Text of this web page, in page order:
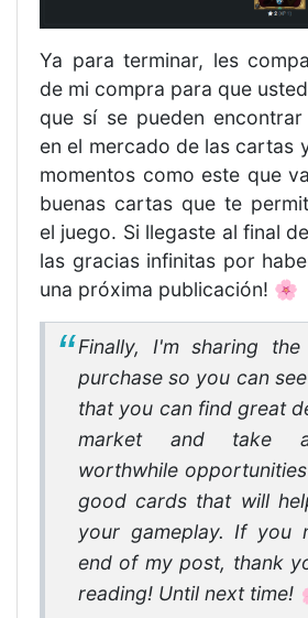
Ya para terminar, les
de mi compra para que
que sí se pueden
en el mercado de las cartas
momentos como este que
buenas cartas que te
el juego. Si llegaste al final
las gracias infinitas por
una próxima publicación! 🌸
Finally, I'm sharing
purchase so you can
that you can find great
market and take
worthwhile
good cards that will
your gameplay. If you
end of my post, thank
reading! Until next time!